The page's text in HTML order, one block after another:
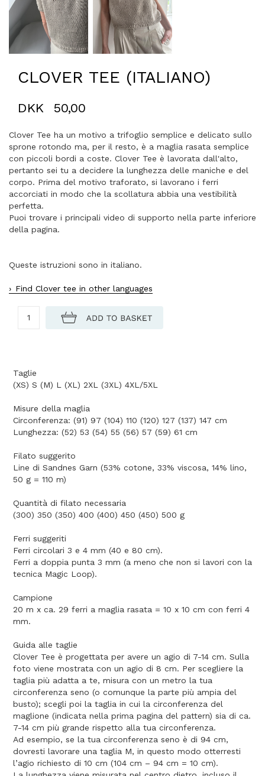
CLOVER TEE (ITALIANO)
DKK 50,00
Clover Tee ha un motivo a trifoglio semplice e delicato sullo
sprone rotondo ma, per il resto, è a maglia rasata semplice
con piccoli bordi a coste. Clover Tee è lavorata dall'alto,
pertanto sei tu a decidere la lunghezza delle maniche e del
corpo. Prima del motivo traforato, si lavorano i ferri
accorciati in modo che la scollatura abbia una vestibilità
perfetta.
Puoi trovare i principali video di supporto nella parte inferiore
della pagina.
Queste istruzioni sono in italiano.
Find Clover tee in other languages
Taglie
(XS) S (M) L (XL) 2XL (3XL) 4XL/5XL
Misure della maglia
Circonferenza: (91) 97 (104) 110 (120) 127 (137) 147 cm
Lunghezza: (52) 53 (54) 55 (56) 57 (59) 61 cm
Filato suggerito
Line di Sandnes Garn (53% cotone, 33% viscosa, 14% lino,
50 g = 110 m)
Quantità di filato necessaria
(300) 350 (350) 400 (400) 450 (450) 500 g
Ferri suggeriti
Ferri circolari 3 e 4 mm (40 e 80 cm).
Ferri a doppia punta 3 mm (a meno che non si lavori con la
tecnica Magic Loop).
Campione
20 m x ca. 29 ferri a maglia rasata = 10 x 10 cm con ferri 4
mm.
Guida alle taglie
Clover Tee è progettata per avere un agio di 7-14 cm. Sulla
foto viene mostrata con un agio di 8 cm. Per scegliere la
taglia più adatta a te, misura con un metro la tua
circonferenza seno (o comunque la parte più ampia del
busto); scegli poi la taglia in cui la circonferenza del
maglione (indicata nella prima pagina del pattern) sia di ca.
7-14 cm più grande rispetto alla tua circonferenza.
Ad esempio, se la tua circonferenza seno è di 94 cm,
dovresti lavorare una taglia M, in questo modo otterresti
l’agio richiesto di 10 cm (104 cm – 94 cm = 10 cm).